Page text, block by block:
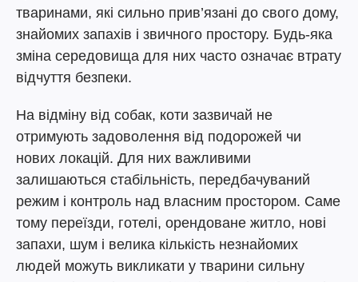
тваринами, які сильно прив’язані до свого дому,
знайомих запахів і звичного простору. Будь-яка
зміна середовища для них часто означає втрату
відчуття безпеки.
На відміну від собак, коти зазвичай не
отримують задоволення від подорожей чи
нових локацій. Для них важливими
залишаються стабільність, передбачуваний
режим і контроль над власним простором. Саме
тому переїзди, готелі, орендоване житло, нові
запахи, шум і велика кількість незнайомих
людей можуть викликати у тварини сильну